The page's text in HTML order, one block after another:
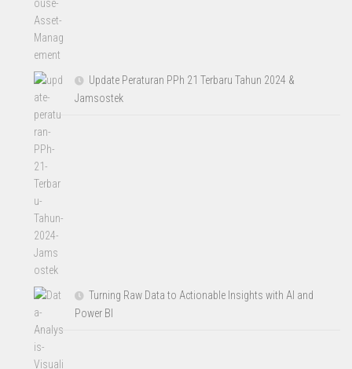
Update Peraturan PPh 21 Terbaru Tahun 2024 &
Jamsostek
Turning Raw Data to Actionable Insights with AI and
Power BI